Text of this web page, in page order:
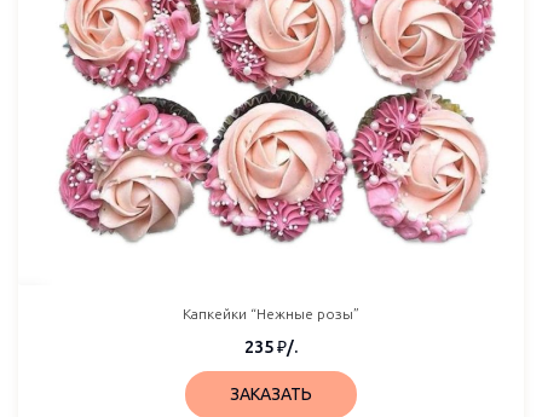
Капкейки “Нежные розы”
235₽/.
ЗАКАЗАТЬ